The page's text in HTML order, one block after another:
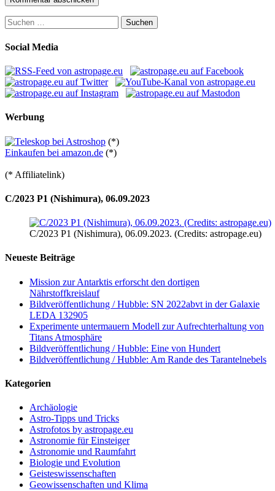
Suchen
nach:
Social Media
Werbung
(*)
Einkaufen bei amazon.de (*)
(* Affiliatelink)
C/2023 P1 (Nishimura), 06.09.2023
C/2023 P1 (Nishimura), 06.09.2023. (Credits: astropage.eu)
Neueste Beiträge
Mission zur Antarktis erforscht den dortigen
Nährstoffkreislauf
Bildveröffentlichung / Hubble: SN 2022abvt in der Galaxie
LEDA 132905
Experimente untermauern Modell zur Aufrechterhaltung von
Titans Atmosphäre
Bildveröffentlichung / Hubble: Eine von Hundert
Bildveröffentlichung / Hubble: Am Rande des Tarantelnebels
Kategorien
Archäologie
Astro-Tipps und Tricks
Astrofotos by astropage.eu
Astronomie für Einsteiger
Astronomie und Raumfahrt
Biologie und Evolution
Geisteswissenschaften
Geowissenschaften und Klima